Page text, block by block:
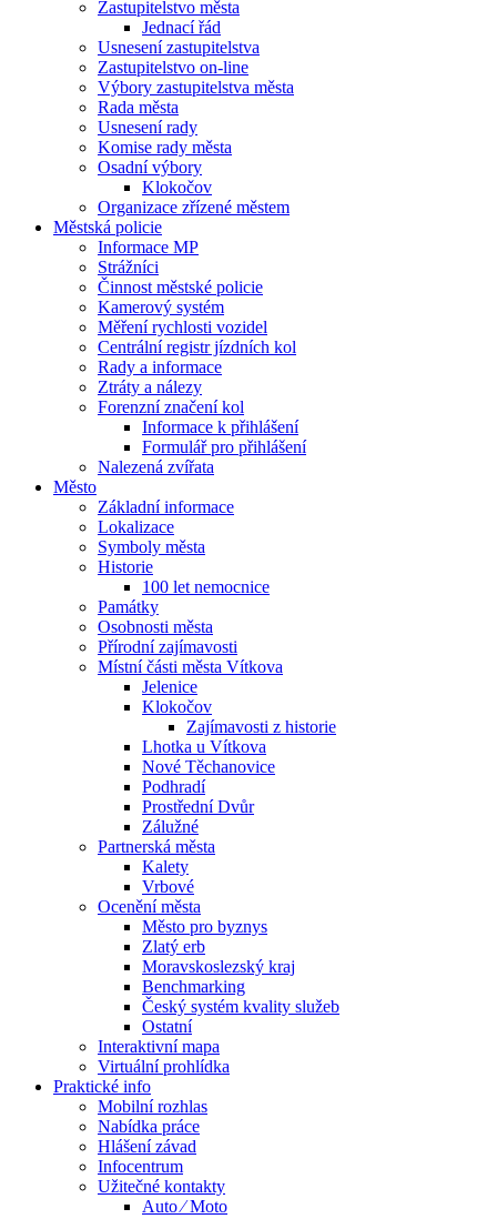
Zastupitelstvo města
Jednací řád
Usnesení zastupitelstva
Zastupitelstvo on-line
Výbory zastupitelstva města
Rada města
Usnesení rady
Komise rady města
Osadní výbory
Klokočov
Organizace zřízené městem
Městská policie
Informace MP
Strážníci
Činnost městské policie
Kamerový systém
Měření rychlosti vozidel
Centrální registr jízdních kol
Rady a informace
Ztráty a nálezy
Forenzní značení kol
Informace k přihlášení
Formulář pro přihlášení
Nalezená zvířata
Město
Základní informace
Lokalizace
Symboly města
Historie
100 let nemocnice
Památky
Osobnosti města
Přírodní zajímavosti
Místní části města Vítkova
Jelenice
Klokočov
Zajímavosti z historie
Lhotka u Vítkova
Nové Těchanovice
Podhradí
Prostřední Dvůr
Zálužné
Partnerská města
Kalety
Vrbové
Ocenění města
Město pro byznys
Zlatý erb
Moravskoslezský kraj
Benchmarking
Český systém kvality služeb
Ostatní
Interaktivní mapa
Virtuální prohlídka
Praktické info
Mobilní rozhlas
Nabídka práce
Hlášení závad
Infocentrum
Užitečné kontakty
Auto ⁄ Moto